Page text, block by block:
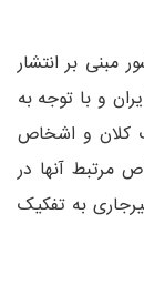
با اشاره به بخش ۱ از بند د تبصره 16 قانون بودجه 1401 کل کشور مبنی بر انتشار
و با توجه به
کلان و اشخاص
مرتبط آنها در
به تفکیک